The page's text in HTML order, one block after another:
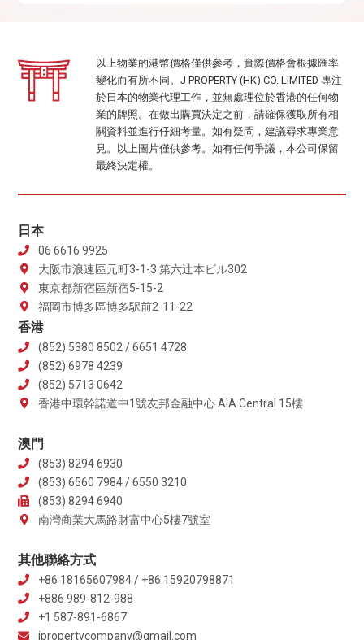
以上物業的港幣價格僅供參考，實際價格會根據匯率
變化而有所不同。J PROPERTY (HK) CO. LIMITED 專注
於日本的物業代理工作，並無處理位於香港的任何物
業的牌照。在做出購買決定之前，請確保獲取所有相
關資料並進行仔細考量。如有疑問，建議尋求專業意
見。以上圖片僅供參考。如有任何爭議，本公司保留
最終決定權。
日本
06 6616 9925
大阪市浪速區元町3-1-3 第六辻本ビル302
東京都新宿區新宿5-15-2
福岡市博多區博多駅前2-11-22
香港
(852) 5380 8502 / 6651 4728
(852) 6978 4239
(852) 5713 0642
香港中環幹諾道中1號友邦金融中心 AIA Central 15樓
澳門
(853) 8294 6930
(853) 6560 7984 / 6550 3210
(853) 8294 6940
南灣商業大馬路財富中心5樓7號室
其他聯絡方式
+86 18165607984 / +86 15920798871
+886 989-812-988
+1 587-891-6867
jpropertycompany@gmail.com